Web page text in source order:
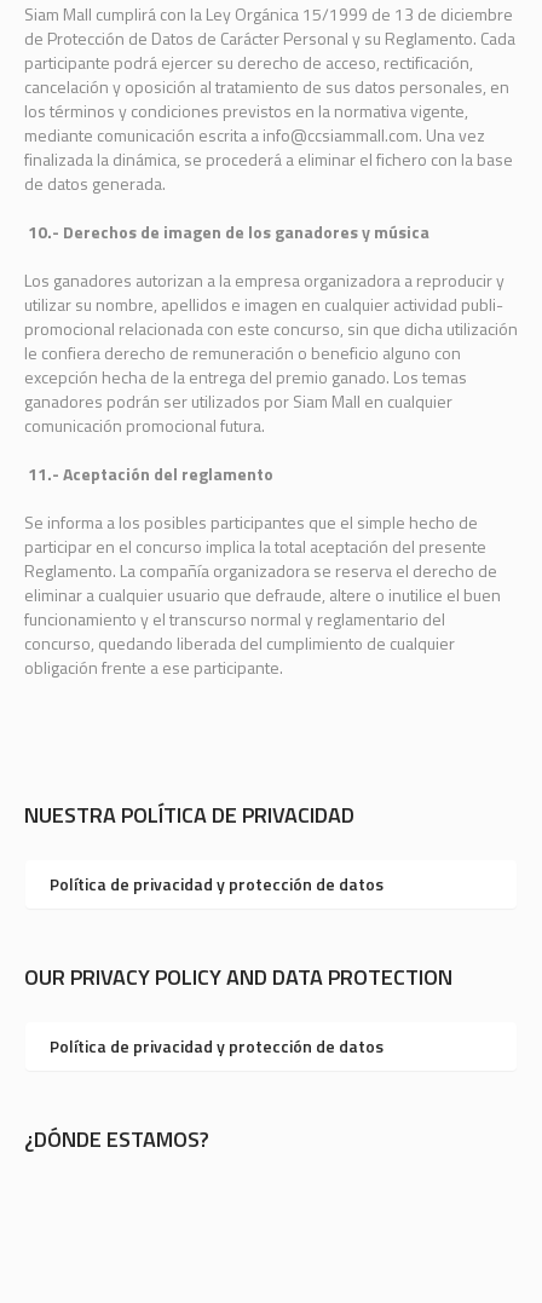
Siam Mall cumplirá con la Ley Orgánica 15/1999 de 13 de diciembre
de Protección de Datos de Carácter Personal y su Reglamento. Cada
participante podrá ejercer su derecho de acceso, rectificación,
cancelación y oposición al tratamiento de sus datos personales, en
los términos y condiciones previstos en la normativa vigente,
mediante comunicación escrita a info@ccsiammall.com. Una vez
finalizada la dinámica, se procederá a eliminar el fichero con la base
de datos generada.
10.- Derechos de imagen de los ganadores y música
Los ganadores autorizan a la empresa organizadora a reproducir y
utilizar su nombre, apellidos e imagen en cualquier actividad publi-
promocional relacionada con este concurso, sin que dicha utilización
le confiera derecho de remuneración o beneficio alguno con
excepción hecha de la entrega del premio ganado. Los temas
ganadores podrán ser utilizados por Siam Mall en cualquier
comunicación promocional futura.
11.- Aceptación del reglamento
Se informa a los posibles participantes que el simple hecho de
participar en el concurso implica la total aceptación del presente
Reglamento. La compañía organizadora se reserva el derecho de
eliminar a cualquier usuario que defraude, altere o inutilice el buen
funcionamiento y el transcurso normal y reglamentario del
concurso, quedando liberada del cumplimiento de cualquier
obligación frente a ese participante.
NUESTRA POLÍTICA DE PRIVACIDAD
Política de privacidad y protección de datos
OUR PRIVACY POLICY AND DATA PROTECTION
Política de privacidad y protección de datos
¿DÓNDE ESTAMOS?